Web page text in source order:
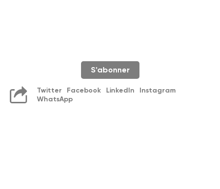
S'abonner
Twitter Facebook LinkedIn
Instagram
WhatsApp